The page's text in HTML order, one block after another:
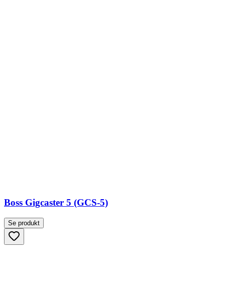
Boss Gigcaster 5 (GCS-5)
Se produkt